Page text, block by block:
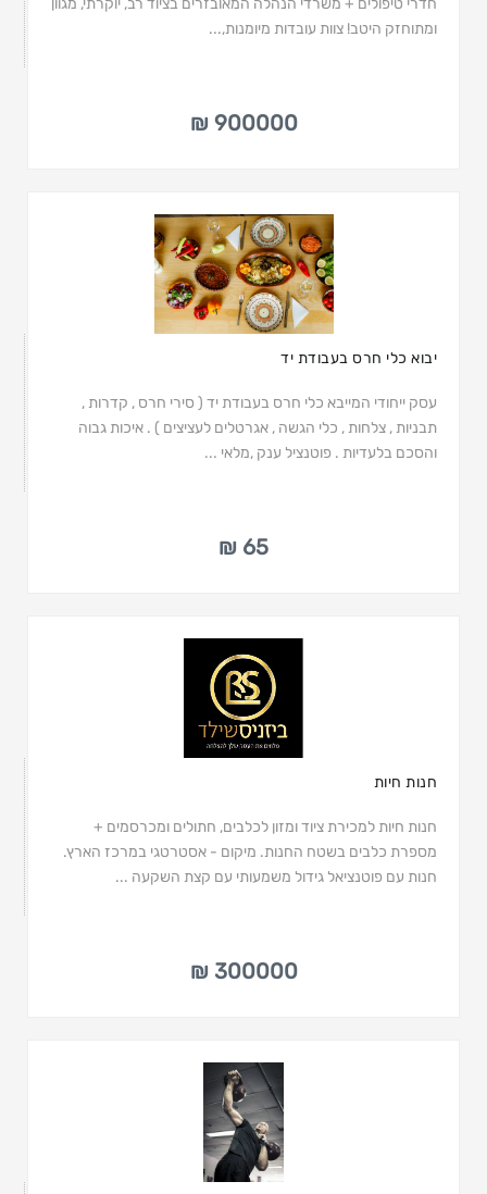
חדרי טיפולים + משרדי הנהלה המאובזרים בציוד רב, יוקרתי, מגוון
ומתוחזק היטב! צוות עובדות מיומנות,...
900000 ₪
יבוא כלי חרס בעבודת יד
עסק ייחודי המייבא כלי חרס בעבודת יד ( סירי חרס , קדרות ,
תבניות , צלחות , כלי הגשה , אגרטלים לעציצים ) . איכות גבוה
והסכם בלעדיות . פוטנציל ענק ,מלאי ...
65 ₪
חנות חיות
חנות חיות למכירת ציוד ומזון לכלבים, חתולים ומכרסמים +
מספרת כלבים בשטח החנות. מיקום - אסטרטגי במרכז הארץ.
חנות עם פוטנציאל גידול משמעותי עם קצת השקעה ...
300000 ₪